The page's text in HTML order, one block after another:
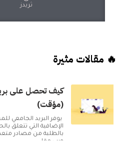
ثريدز
🔥 مقالات مثيرة
كيف تحصل على
(مؤقت)
يوفر البريد الجامعي
الإضافية التي تتعلق
بالطلبة من مصادر
ويب مقا...